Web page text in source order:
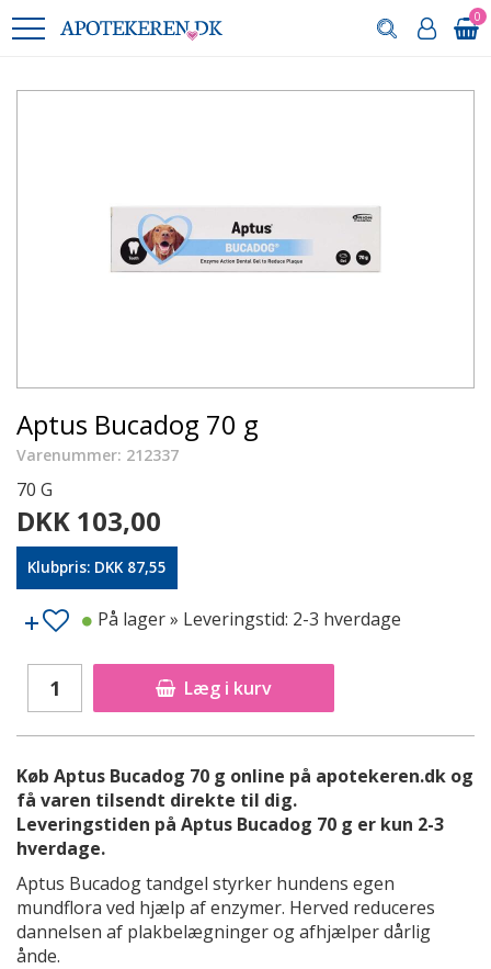
0
Aptus Bucadog 70 g
Varenummer: 212337
70 G
DKK 103,00
Klubpris: DKK 87,55
Læg i kurv
På lager» Leveringstid: 2-3 hverdage
Køb Aptus Bucadog 70 g online på apotekeren.dk og
få varen tilsendt direkte til dig.
Leveringstiden på Aptus Bucadog 70 g er kun 2-3
hverdage.
Aptus Bucadog tandgel styrker hundens egen
mundflora ved hjælp af enzymer. Herved reduceres
dannelsen af plakbelægninger og afhjælper dårlig
ånde.